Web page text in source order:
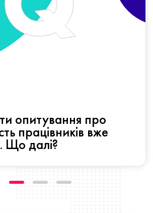
опитування про
працівників вже
Що далі?